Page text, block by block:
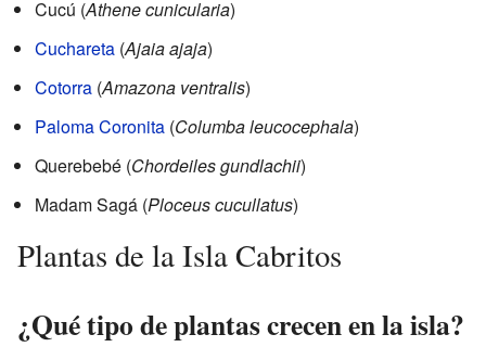
Cucú (Athene cunicularia)
Cuchareta (Ajaia ajaja)
Cotorra (Amazona ventralis)
Paloma Coronita (Columba leucocephala)
Querebebé (Chordeiles gundlachii)
Madam Sagá (Ploceus cucullatus)
Plantas de la Isla Cabritos
¿Qué tipo de plantas crecen en la isla?